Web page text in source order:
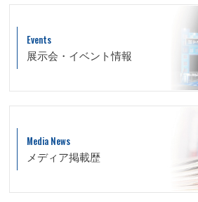
Events
展示会・イベント情報
Media News
メディア掲載歴